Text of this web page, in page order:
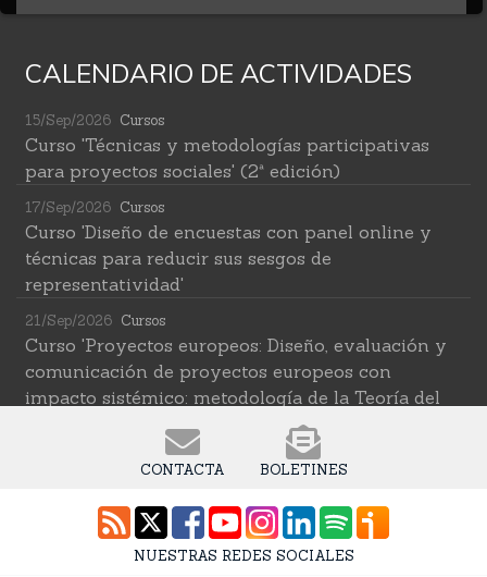
CALENDARIO DE ACTIVIDADES
15/Sep/2026 Cursos
Curso 'Técnicas y metodologías participativas
para proyectos sociales' (2ª edición)
17/Sep/2026 Cursos
Curso 'Diseño de encuestas con panel online y
técnicas para reducir sus sesgos de
representatividad'
21/Sep/2026 Cursos
Curso 'Proyectos europeos: Diseño, evaluación y
comunicación de proyectos europeos con
impacto sistémico: metodología de la Teoría del
Cambio transformativa'
Cursos
ciencias sociales' (2ª edición)
Cursos
CONTACTA BOLETINES
NUESTRAS REDES SOCIALES